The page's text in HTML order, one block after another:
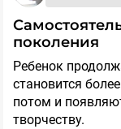
Самостоятельные художники юного
поколения
Ребенок продолжает развивать свои способности и
становится более самостоятельным художником. И
потом и появляются новые подходы к детскому
творчеству.